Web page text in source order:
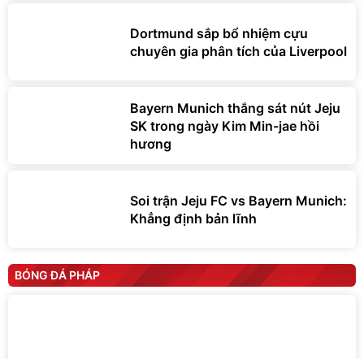
Dortmund sắp bổ nhiệm cựu
chuyên gia phân tích của Liverpool
Bayern Munich thắng sát nút Jeju
SK trong ngày Kim Min-jae hồi
hương
Soi trận Jeju FC vs Bayern Munich:
Khẳng định bản lĩnh
BÓNG ĐÁ PHÁP